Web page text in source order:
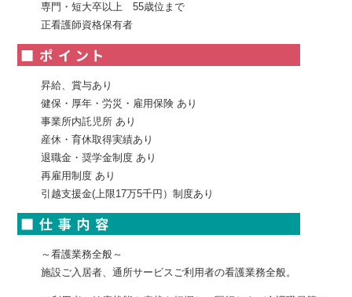
専門・短大卒以上 55歳位まで
正看護師資格保有者
昇給、賞与あり
健保・厚年・労災・雇用保険 あり
事業所内託児所 あり
産休・育休取得実績あり
退職金・奨学金制度 あり
再雇用制度 あり
引越支援金(上限17万5千円）制度あり
～看護業務全般～
施設ご入居者、通所サービスご利用者の看護業務全般。